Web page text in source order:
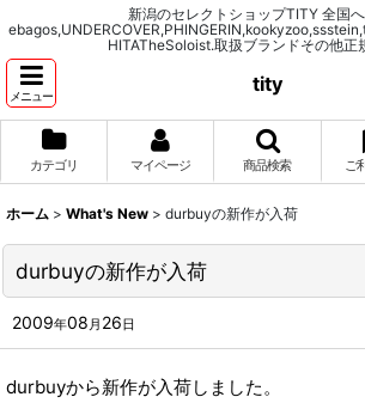
新潟のセレクトショップTITY 全国
HITATheSoloist.取扱ブランドその他正
メニュー
tity
カテゴリ マイページ 商品検索 ご
ホーム > What's New > durbuyの新作が入荷
durbuyの新作が入荷
2009年08 月 26日
durbuyから新作が入荷しました。